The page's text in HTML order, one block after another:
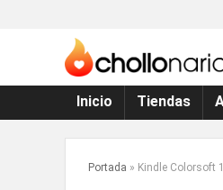
Inicio Tiendas
Portada » Kindle Colorsoft